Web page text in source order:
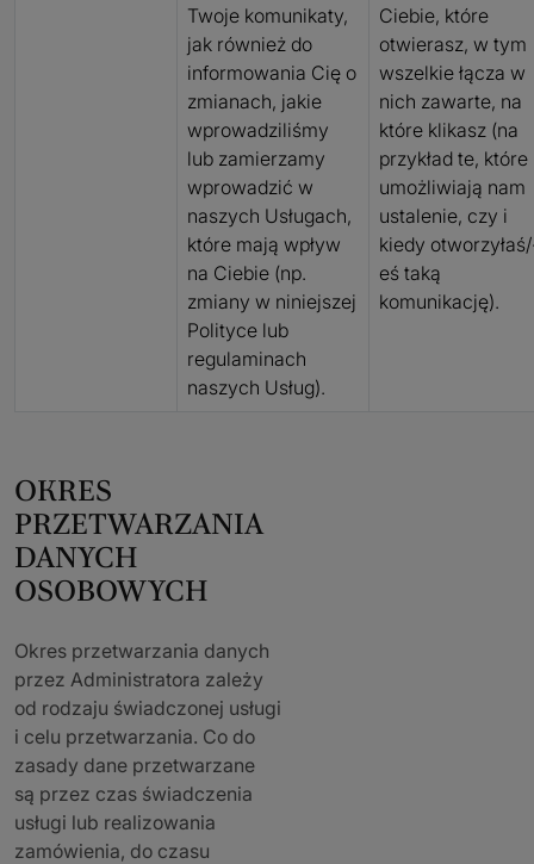
Twoje komunikaty,
jak również do
informowania Cię o
zmianach, jakie
wprowadziliśmy
lub zamierzamy
wprowadzić w
naszych Usługach,
które mają wpływ
na Ciebie (np.
zmiany w niniejszej
Polityce lub
regulaminach
naszych Usług).
Ciebie, które
otwierasz, w tym
wszelkie łącza w
nich zawarte, na
które klikasz (na
przykład te, które
umożliwiają nam
ustalenie, czy i
kiedy
eś taką
komunikację).
OKRES
PRZETWARZANIA
DANYCH
OSOBOWYCH
Okres przetwarzania danych
przez Administratora zależy
od rodzaju świadczonej usługi
i celu przetwarzania. Co do
zasady dane przetwarzane
są przez czas świadczenia
usługi lub realizowania
zamówienia, do czasu